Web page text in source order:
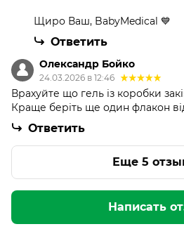
Щиро Ваш, BabyMedical 💙
Ответить
Олександр Бойко
24.03.2026 в 12:46
Врахуйте що гель із коробки
Краще беріть ще один флакон
Ответить
Еще 5
Написать